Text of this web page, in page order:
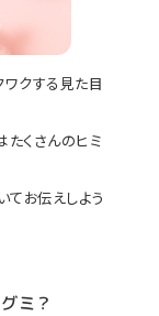
クする見た目
くさんのヒミ
てお伝えしよう
ミ？